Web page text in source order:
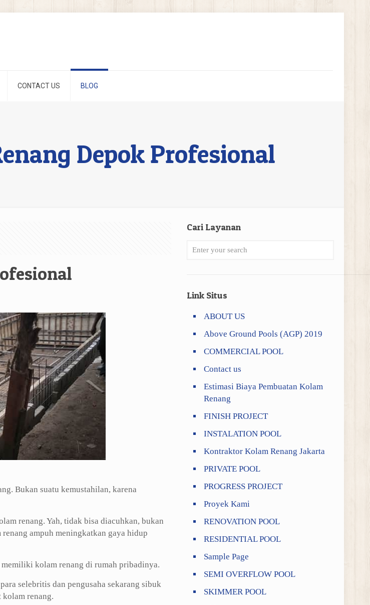
CONTACT US BLOG
Depok Profesional
Bukan suatu kemustahilan, karena
renang. Yah, tidak bisa diacuhkan, bukan
ampuh meningkatkan gaya hidup
kolam renang di rumah pribadinya.
selebritis dan pengusaha sekarang sibuk
kolam renang.
Cari Layanan
Link Situs
ABOUT US
Above Ground Pools (AGP) 2019
COMMERCIAL POOL
Contact us
Estimasi Biaya Pembuatan Kolam
Renang
FINISH PROJECT
INSTALATION POOL
Kontraktor Kolam Renang Jakarta
PRIVATE POOL
PROGRESS PROJECT
Proyek Kami
RENOVATION POOL
RESIDENTIAL POOL
Sample Page
SEMI OVERFLOW POOL
SKIMMER POOL